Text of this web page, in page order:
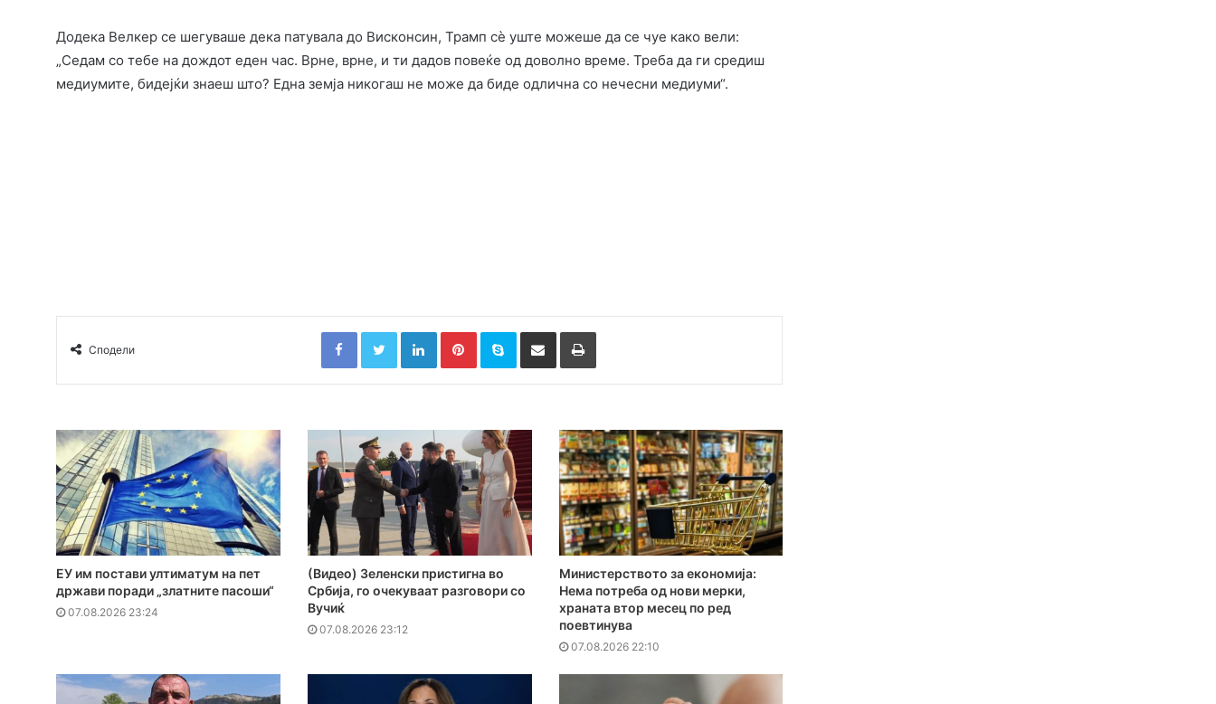
Додека Велкер се шегуваше дека патувала до Висконсин, Трамп сè уште можеше да се чуе како вели:
„Седам со тебе на дождот еден час. Врне, врне, и ти дадов повеќе од доволно време. Треба да ги средиш
медиумите, бидејќи знаеш што? Една земја никогаш не може да биде одлична со нечесни медиуми“.
Сподели
FacebookTwitterLinkedInPinterestSkype Сподели преку Е-маил Испринтај
ЕУ им постави ултиматум на пет
држави поради „златните пасоши“
07.08.2026 23:24
(Видео) Зеленски пристигна во
Србија, го очекуваат разговори со
Вучиќ
07.08.2026 23:12
Министерството за економија:
Нема потреба од нови мерки,
храната втор месец по ред
поевтинува
07.08.2026 22:10